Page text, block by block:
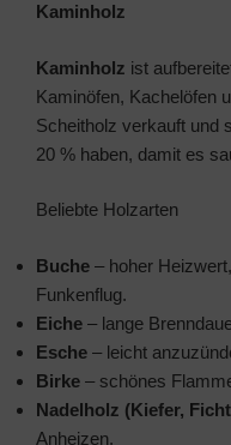
Kaminholz
Kaminholz ist
Kaminöfen, Kachelöfen
Scheitholz verkauft und
20 % haben, damit es
Beliebte Holzarten
Buche – hoher
Funkenflug.
Eiche – lange
Esche – leicht
Birke – schönes
Nadelholz (Kiefer,
Anheizen.